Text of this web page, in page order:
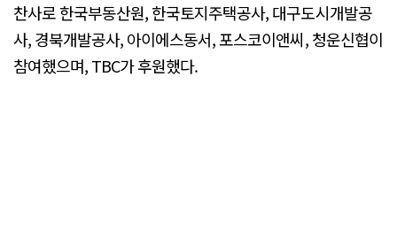
찬사로 한국부동산원, 한국토지주택공사, 대구도시개발공
사, 경북개발공사, 아이에스동서, 포스코이앤씨, 청운신협이
참여했으며, TBC가 후원했다.